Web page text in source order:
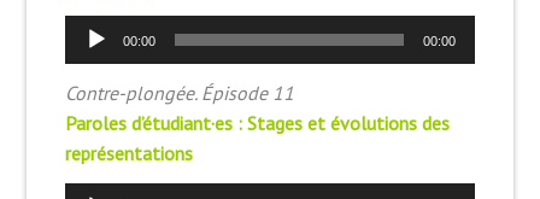
Lecteur
audio
00:00 00:00
Contre-plongée. Épisode 11
Paroles d’étudiant·es : Stages et évolutions des
représentations